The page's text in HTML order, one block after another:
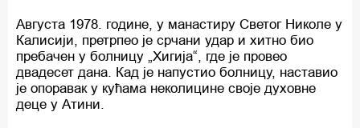
Августа 1978. године, у манастиру Светог Николе у
Калисији, претрпео је срчани удар и хитно био
пребачен у болницу „Хигија“, где је провео
двадесет дана. Кад је напустио болницу, наставио
је опоравак у кућама неколицине своје духовне
деце у Атини.